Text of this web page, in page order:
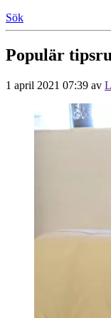
Sök
Populär
1 april 2021 07:39 av